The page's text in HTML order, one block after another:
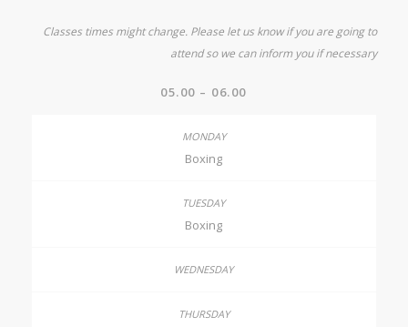
Classes times might change. Please let us know if you are going to
attend so we can inform you if necessary
05.00 – 06.00
Boxing
Boxing